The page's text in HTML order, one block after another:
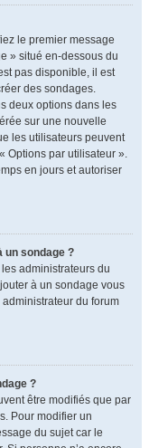
le premier message
» situé en-dessous du
pas disponible, il est
des sondages.
deux options dans les
sur une nouvelle
les utilisateurs peuvent
Options par utilisateur ».
en jours et autoriser
un sondage ?
administrateurs du
à un sondage vous
du forum
?
être modifiés que par
Pour modifier un
du sujet car le